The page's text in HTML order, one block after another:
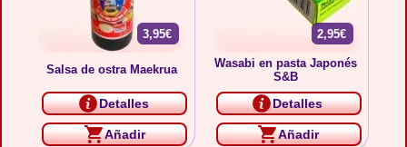
3,95€
Salsa de ostra Maekrua
Detalles
Añadir
2,95€
Wasabi en pasta Japonés
S&B
Detalles
Añadir